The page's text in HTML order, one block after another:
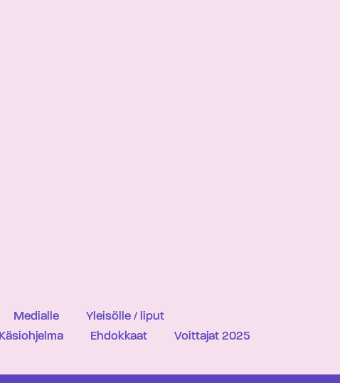
Medialle
Yleisölle / liput
Käsiohjelma Ehdokkaat
Voittajat 2025